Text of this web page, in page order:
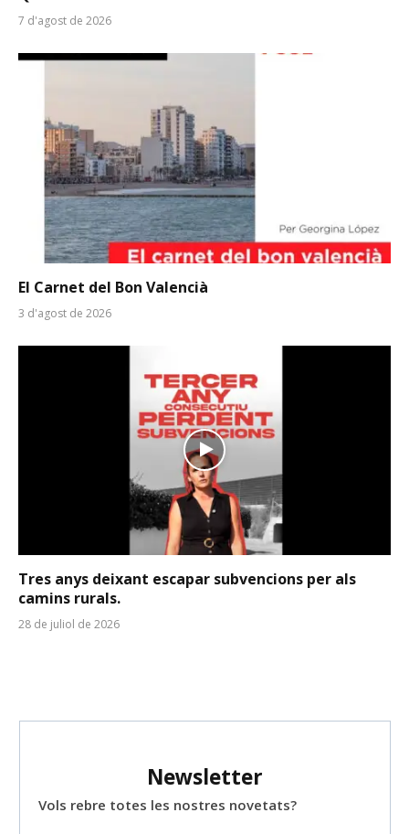
7 d'agost de 2026
El Carnet del Bon Valencià
3 d'agost de 2026
Tres anys deixant escapar subvencions per als
camins rurals.
28 de juliol de 2026
Newsletter
Vols rebre totes les nostres novetats?